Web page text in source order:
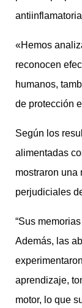
«Hemos
reconocen
humanos,
de protección
Según los
alimentadas
mostraron una
perjudiciales
“Sus
Además, las
aprendizaje,
motor, lo que